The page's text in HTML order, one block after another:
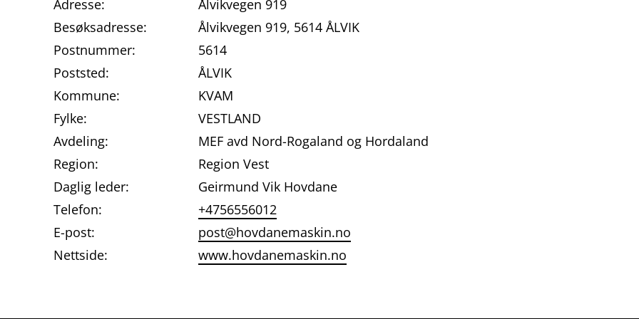
Adresse:
Ålvikvegen 919
Besøksadresse:
Ålvikvegen 919, 5614 ÅLVIK
Postnummer:
5614
Poststed:
ÅLVIK
Kommune:
KVAM
Fylke:
VESTLAND
Avdeling:
MEF avd Nord-Rogaland og Hordaland
Region:
Region Vest
Daglig leder:
Geirmund Vik Hovdane
Telefon:
+4756556012
E-post:
post@hovdanemaskin.no
Nettside:
www.hovdanemaskin.no